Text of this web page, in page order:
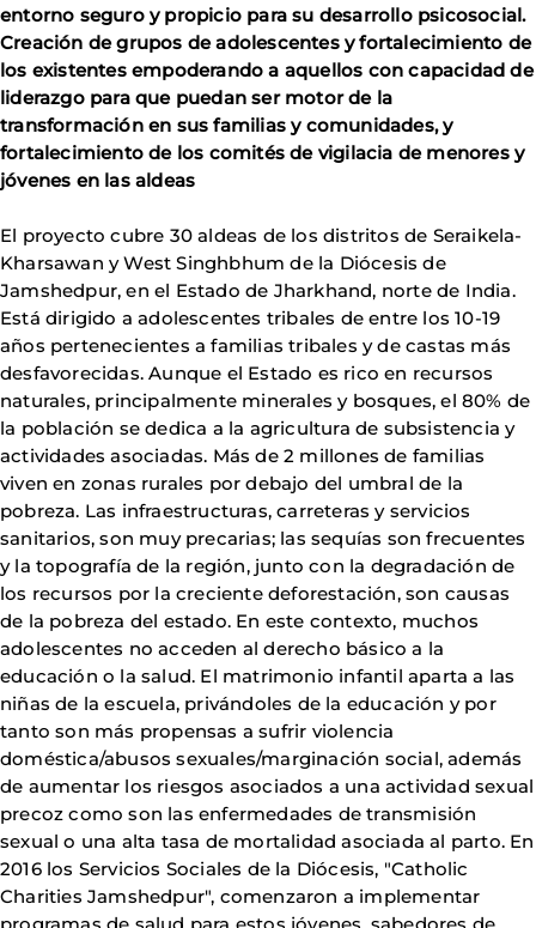
entorno seguro y propicio para su desarrollo psicosocial.
Creación de grupos de adolescentes y fortalecimiento de
los existentes empoderando a aquellos con capacidad de
liderazgo para que puedan ser motor de la
transformación en sus familias y comunidades, y
fortalecimiento de los comités de vigilacia de menores y
jóvenes en las aldeas
El proyecto cubre 30 aldeas de los distritos de Seraikela-
Kharsawan y West Singhbhum de la Diócesis de
Jamshedpur, en el Estado de Jharkhand, norte de India.
Está dirigido a adolescentes tribales de entre los 10-19
años pertenecientes a familias tribales y de castas más
desfavorecidas. Aunque el Estado es rico en recursos
naturales, principalmente minerales y bosques, el 80% de
la población se dedica a la agricultura de subsistencia y
actividades asociadas. Más de 2 millones de familias
viven en zonas rurales por debajo del umbral de la
pobreza. Las infraestructuras, carreteras y servicios
sanitarios, son muy precarias; las sequías son frecuentes
y la topografía de la región, junto con la degradación de
los recursos por la creciente deforestación, son causas
de la pobreza del estado. En este contexto, muchos
adolescentes no acceden al derecho básico a la
educación o la salud. El matrimonio infantil aparta a las
niñas de la escuela, privándoles de la educación y por
tanto son más propensas a sufrir violencia
doméstica/abusos sexuales/marginación social, además
de aumentar los riesgos asociados a una actividad sexual
precoz como son las enfermedades de transmisión
sexual o una alta tasa de mortalidad asociada al parto. En
2016 los Servicios Sociales de la Diócesis, "Catholic
Charities Jamshedpur", comenzaron a implementar